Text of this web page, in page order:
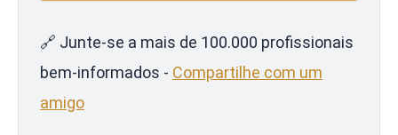
🔗 Junte-se a mais de 100.000 profissionais
bem-informados - Compartilhe com um
amigo